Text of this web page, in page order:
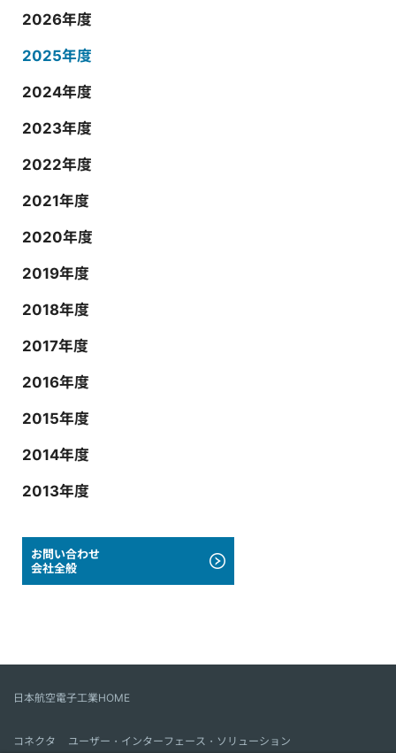
2026年度
2025年度
2024年度
2023年度
2022年度
2021年度
2020年度
2019年度
2018年度
2017年度
2016年度
2015年度
2014年度
2013年度
お問い合わせ
会社全般
日本航空電子工業HOME
コネクタ ユーザー・インターフェース・ソリューション